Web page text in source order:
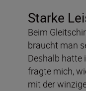
Starke
Beim
braucht man
Deshalb hatte
fragte mich,
mit der